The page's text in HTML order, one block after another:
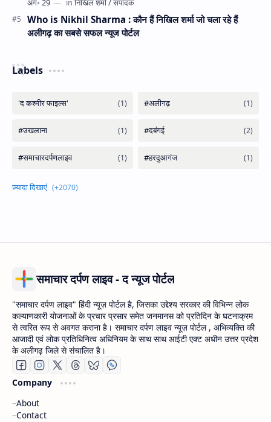
Who is Nikhil Sharma : कौन हैं निखिल शर्मा जो चला रहे हैं
अलीगढ़ का सबसे सफल न्यूज पोर्टल
Labels
समाचार दर्पण लाइव - द न्यूज पोर्टल
"समाचार दर्पण लाइव" हिंदी न्यूज़ पोर्टल है, जिसका उद्देश्य सरकार की विभिन्न लोक
कल्याणकारी योजनाओं के प्रचार प्रसार समेत जनमानस को प्रतिदिन के घटनाक्रम
से त्वरित रूप से अवगत कराना है। समाचार दर्पण लाइव न्यूज़ पोर्टल , अभिव्यक्ति की
आजादी एवं लोक प्रतिधिनित्व अधिनियम के साथ साथ आईटी एक्ट अधीन उत्तर प्रदेश
के अलीगढ़ जिले से संचालित है।
Company
About
Contact